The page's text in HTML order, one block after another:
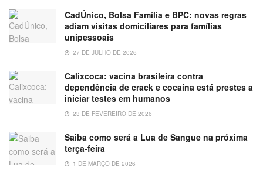
CadÚnico, Bolsa Família e BPC: novas regras
adiam visitas domiciliares para famílias
unipessoais
27 DE JULHO DE 2026
Calixcoca: vacina brasileira contra
dependência de crack e cocaína está prestes a
iniciar testes em humanos
23 DE FEVEREIRO DE 2026
Saiba como será a Lua de Sangue na próxima
terça-feira
1 DE MARÇO DE 2026